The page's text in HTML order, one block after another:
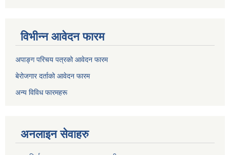
विभीन्न आवेदन फारम
अपाङ्ग परिचय पत्रको आवेदन फारम
बेरोजगार दर्ताको आवेदन फारम
अन्य विविध फारमहरू
अनलाइन सेवाहरु